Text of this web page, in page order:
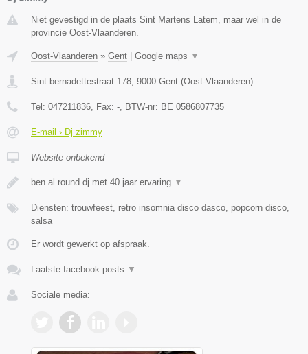
Niet gevestigd in de plaats Sint Martens Latem, maar wel in de
provincie Oost-Vlaanderen.
Oost-Vlaanderen » Gent Google maps ▼
Sint bernadettestraat 178, 9000 Gent (Oost-Vlaanderen)
Tel: 047211836, Fax: -, BTW-nr: BE 0586807735
E-mail › Dj zimmy
Website onbekend
ben al round dj met 40 jaar ervaring ▼
Diensten: trouwfeest, retro insomnia disco dasco, popcorn disco,
salsa
Er wordt gewerkt op afspraak.
Laatste facebook posts ▼
Sociale media: